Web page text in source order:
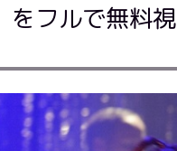
をフルで無料視